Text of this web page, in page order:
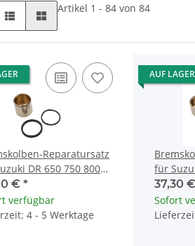
Artikel 1 - 84 von 84
Reparatursatz
DR 650 750 800
XT 600
€ *
verfügbar
4 - 5 Werktage
AUF LAGER
für
GSX-R
37,30 €
Sofort